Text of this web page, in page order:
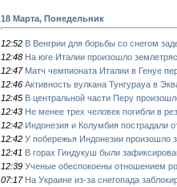
18 Марта, Понедельник
12:52 В Венгрии для борьбы со снегом
12:48 На юге Италии произошло
12:47 Матч чемпионата Италии в Генуе
12:46 Активность вулкана Тунгурауа в
12:45 В центральной части Перу
12:43 Не менее трех человек погибли в
12:42 Индонезия и Колумбия пострадали
12:42 У побережья Индонезии произошло
12:41 В горах Гиндукуш были
12:39 Ученые обеспокоены отношением
07:17 На Украине из-за снегопада